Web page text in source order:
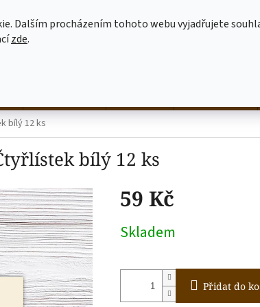
Dalším procházením tohoto webu vyjadřujete
zde.
bílý 12 ks
bílý 12 ks
59 Kč
cena:
Skladem
Přidat do